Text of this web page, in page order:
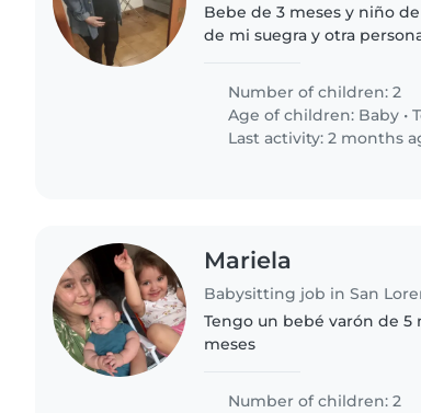
Bebe de 3 meses y niño
de mi suegra y otra
Number of children: 2
Age of children: Baby •
Last activity: 2 months
Mariela
Babysitting job in San
Tengo un bebé varón de 5
meses
Number of children: 2